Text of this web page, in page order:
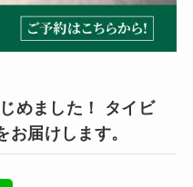
めました！ タイビ
お届けします。